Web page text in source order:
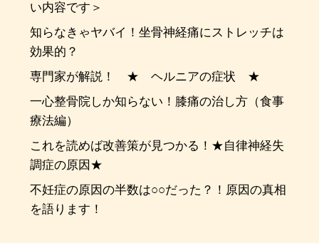
い内容です＞
知らなきゃヤバイ！坐骨神経痛にストレッチは
効果的？
専門家が解説！ ★ ヘルニアの症状 ★
一心整骨院しか知らない！膝痛の治し方（食事
療法編）
これを読めば改善策が見つかる！★自律神経失
調症の原因★
不妊症の原因の半数は○○だった？！原因の真相
を語ります！